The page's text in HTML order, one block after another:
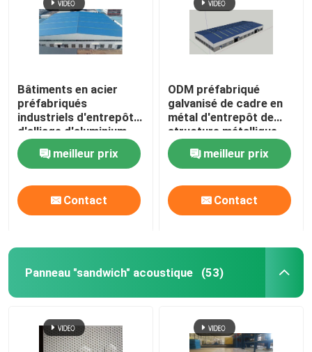
Bâtiments en acier
préfabriqués
industriels d'entrepôt
d'alliage d'aluminium
personnalisables
meilleur prix
Contact
ODM préfabriqué
galvanisé de cadre en
métal d'entrepôt de
structure métallique
meilleur prix
Contact
Panneau "sandwich" acoustique (53)